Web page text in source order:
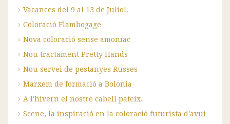
Vacances del 9 al 13 de Juliol.
Coloració Flambogage
Nova coloració sense amoníac
Nou tractament Pretty Hands
Nou servei de pestanyes Russes
Marxem de formació a Bolonia
A l'hivern el nostre cabell pateix.
Scene, la inspiració en la coloració futurista d'avui